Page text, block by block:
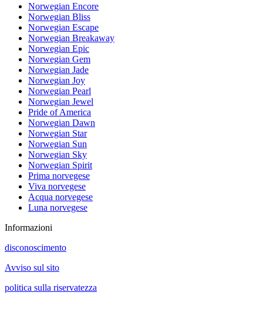
Norwegian Encore
Norwegian Bliss
Norwegian Escape
Norwegian Breakaway
Norwegian Epic
Norwegian Gem
Norwegian Jade
Norwegian Joy
Norwegian Pearl
Norwegian Jewel
Pride of America
Norwegian Dawn
Norwegian Star
Norwegian Sun
Norwegian Sky
Norwegian Spirit
Prima norvegese
Viva norvegese
Acqua norvegese
Luna norvegese
Informazioni
disconoscimento
Avviso sul sito
politica sulla riservatezza